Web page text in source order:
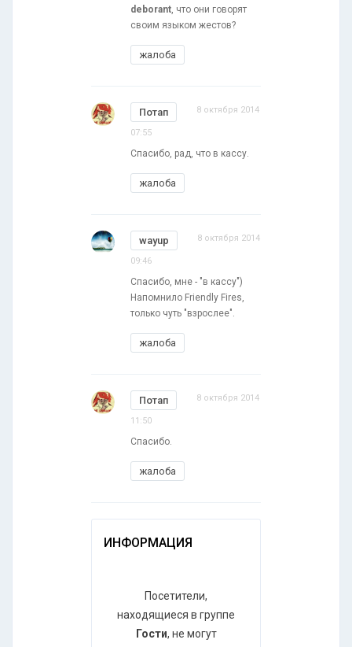
deborant, что они говорят
своим языком жестов?
жалоба
Потап 8 октября 2014
07:55
Спасибо, рад, что в кассу.
жалоба
wayup 8 октября 2014
09:46
Спасибо, мне - "в кассу")
Напомнило Friendly Fires,
только чуть "взрослее".
жалоба
Потап 8 октября 2014
11:50
Спасибо.
жалоба
ИНФОРМАЦИЯ
Посетители,
находящиеся в группе
Гости, не могут